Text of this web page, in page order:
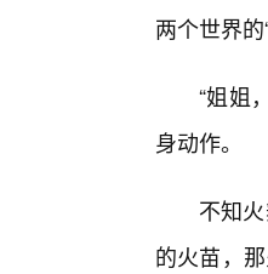
两个世界
“姐姐
身动作。
不知
的火苗，